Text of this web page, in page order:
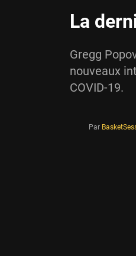
La
Gregg
nouveaux
COVID-19.
Par